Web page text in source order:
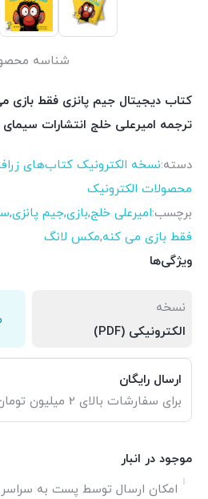
شناسه
کتاب دیجیتال جیم پانزی فقط بازی
ترجمه امیرعلی خلج انتشارات
دسته:نسخه الکترونیک کتاب‌های
محصولات الکترونیک
برچسب:امیرعلی خلج,بازی,جیم پانزی,
فقط بازی می کنه,مکس لانگ
ویژگی‌ها
نسخه
الکترونیکی (PDF)
ارسال رایگان
برای سفارشات بالای 2 میلیون تومان
موجود در انبار
امکان ارسال توسط پست به سراسر